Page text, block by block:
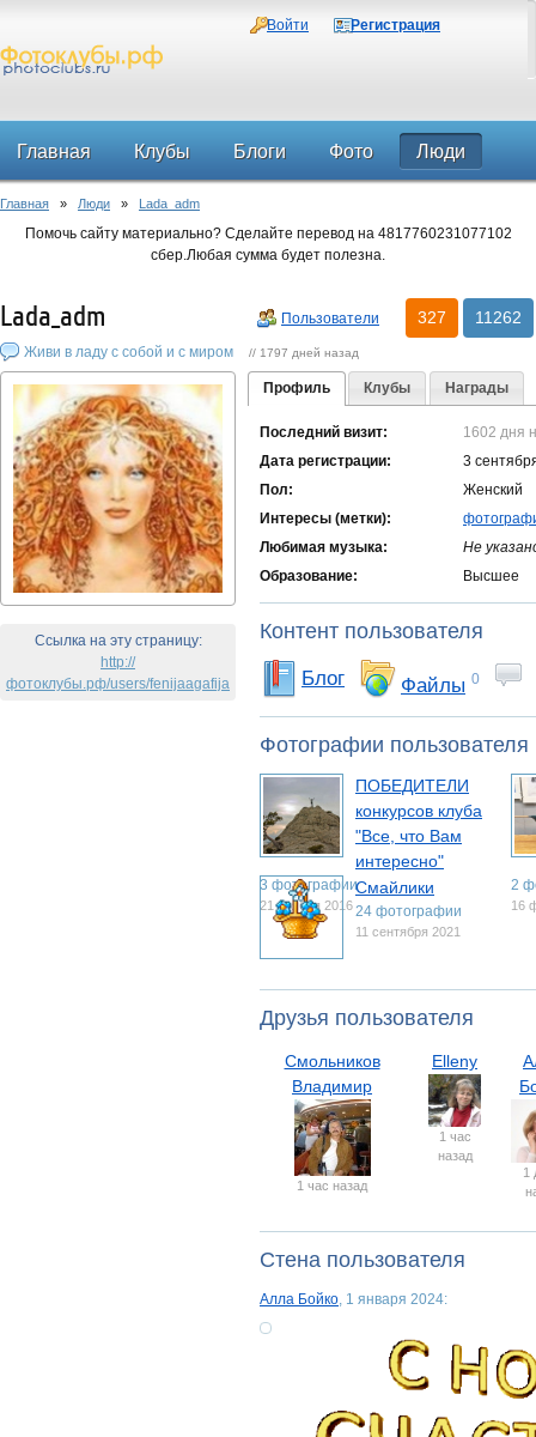
Войти Регистрация
Главная Клубы Блоги Фото Люди
Форум
Главная » Люди » Lada_adm
Помочь сайту материально? Сделайте перевод на 4817760231077102
сбер.Любая сумма будет полезна.
327 11262
Пользователи
Lada_adm
Живи в ладу с собой и с миром // 1797 дней назад
Ссылка на эту страницу:
http://
фотоклубы.рф/users/fenijaagafija
Профиль Клубы Награды
Последний визит:
1602 дня
Дата регистрации:
3
Пол:
Женский
Интересы (метки):
Любимая музыка:
Не
Образование:
Высшее
Контент пользователя
Блог Файлы 0
Фотографии пользователя
ПОБЕДИТЕЛИ
конкурсов клуба
"Все, что Вам
интересно"
3 фотографии
21 ноября 2016
2
16
Смайлики
24 фотографии
11 сентября 2021
Друзья пользователя
Смольников
Владимир
1 час назад
Elleny
1 час
назад
1
Стена пользователя
Алла Бойко, 1 января 2024: